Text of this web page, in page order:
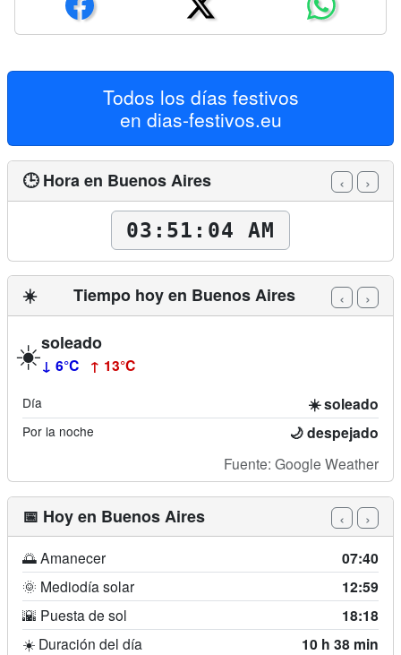
Todos los días festivos
en dias-festivos.eu
🕒 Hora en Buenos Aires ‹ ›
03:51:06 AM
☀️ Tiempo hoy en Buenos Aires ‹ ›
☀️soleado
↓ 6°C ↑ 13°C
Día ☀️ soleado
Por la noche 🌙 despejado
Fuente: Google Weather
📅 Hoy en Buenos Aires ‹ ›
🌅 Amanecer 07:40
🌞 Mediodía solar 12:59
🌇 Puesta de sol 18:18
☀️ Duración del día 10 h 38 min